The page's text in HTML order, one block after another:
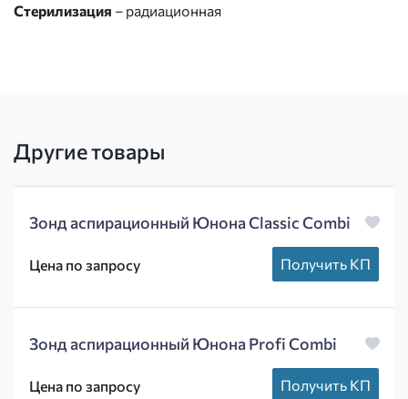
Стерилизация – радиационная
Другие товары
Зонд аспирационный Юнона Classic Combi
Цена по запросу Получить КП
Зонд аспирационный Юнона Profi Combi
Цена по запросу Получить КП